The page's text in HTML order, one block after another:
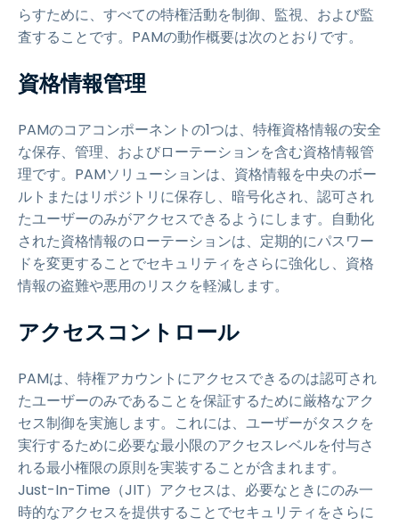
らすために、すべての特権活動を制御、監視、および監
査することです。PAMの動作概要は次のとおりです。
資格情報管理
PAMのコアコンポーネントの1つは、特権資格情報の安全
な保存、管理、およびローテーションを含む資格情報管
理です。PAMソリューションは、資格情報を中央のボー
ルトまたはリポジトリに保存し、暗号化され、認可され
たユーザーのみがアクセスできるようにします。自動化
された資格情報のローテーションは、定期的にパスワー
ドを変更することでセキュリティをさらに強化し、資格
情報の盗難や悪用のリスクを軽減します。
アクセスコントロール
PAMは、特権アカウントにアクセスできるのは認可され
たユーザーのみであることを保証するために厳格なアク
セス制御を実施します。これには、ユーザーがタスクを
実行するために必要な最小限のアクセスレベルを付与さ
れる最小権限の原則を実装することが含まれます。
Just-In-Time（JIT）アクセスは、必要なときにのみ一
時的なアクセスを提供することでセキュリティをさらに